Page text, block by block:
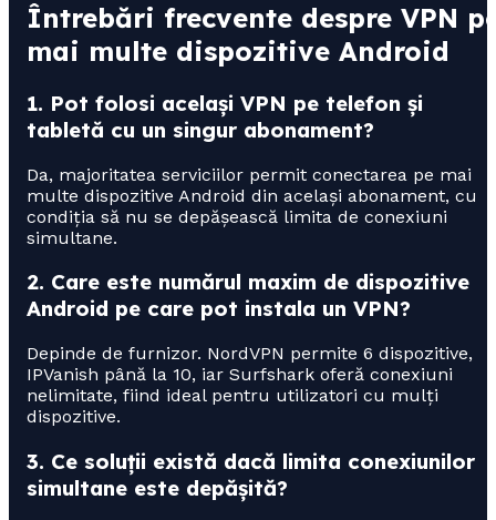
Întrebări frecvente despre VPN
mai multe dispozitive Android
1. Pot folosi același VPN pe telefon și
tabletă cu un singur abonament?
Da, majoritatea serviciilor permit conectarea pe mai
multe dispozitive Android din același abonament, cu
condiția să nu se depășească limita de conexiuni
simultane.
2. Care este numărul maxim de dispozitive
Android pe care pot instala un VPN?
Depinde de furnizor. NordVPN permite 6 dispozitive,
IPVanish până la 10, iar Surfshark oferă conexiuni
nelimitate, fiind ideal pentru utilizatori cu mulți
dispozitive.
3. Ce soluții există dacă limita conexiunilor
simultane este depășită?